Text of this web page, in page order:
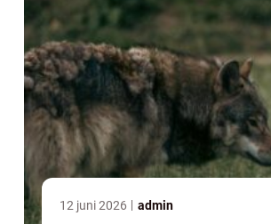
12 juni 2026 admin